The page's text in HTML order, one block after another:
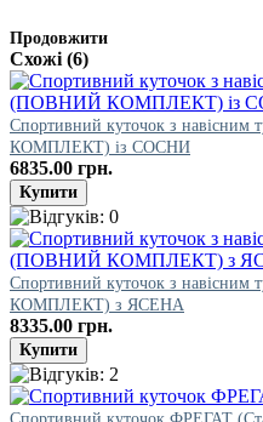
Продовжити
Схожі (6)
Спортивний куточок з
КОМПЛЕКТ) із СОСНИ
6835.00 грн.
Спортивний куточок з
КОМПЛЕКТ) з ЯСЕНА
8335.00 грн.